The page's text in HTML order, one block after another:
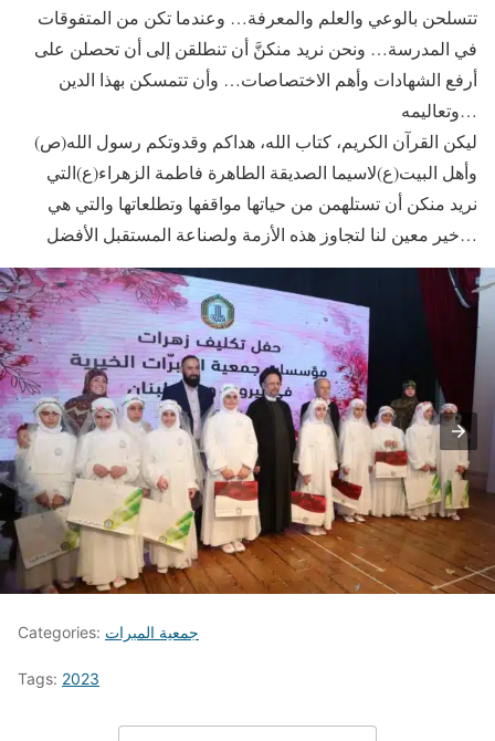
تتسلحن بالوعي والعلم والمعرفة… وعندما تكن من المتفوقات
في المدرسة… ونحن نريد منكنَّ أن تنطلقن إلى أن تحصلن على
أرفع الشهادات وأهم الاختصاصات… وأن تتمسكن بهذا الدين
وتعاليمه…
ليكن القرآن الكريم، كتاب الله، هداكم وقدوتكم رسول الله(ص)
وأهل البيت(ع)لاسيما الصديقة الطاهرة فاطمة الزهراء(ع)التي
نريد منكن أن تستلهمن من حياتها مواقفها وتطلعاتها والتي هي
خير معين لنا لتجاوز هذه الأزمة ولصناعة المستقبل الأفضل…
Categories: جمعية المبرات
Tags: 2023